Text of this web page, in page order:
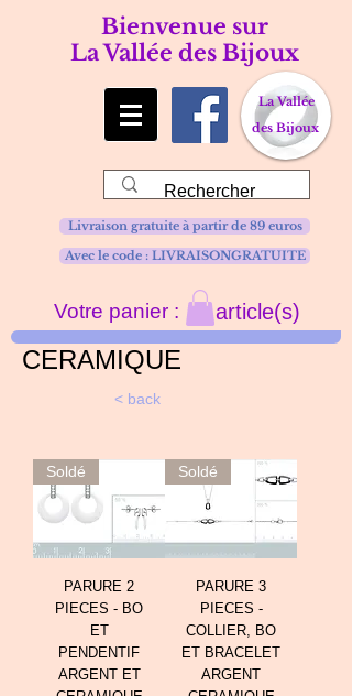
Bienvenue sur
La Vallée des Bijoux
La Vallée
des Bijoux
Avec le code : LIVRAISONGRATUITE
Livraison gratuite à partir de 89 euros
Votre panier : article(s)
CERAMIQUE
< back
Soldé
PARURE 2
PIECES - BO
ET
PENDENTIF
ARGENT ET
Soldé
PARURE 3
PIECES -
COLLIER, BO
ET BRACELET
ARGENT